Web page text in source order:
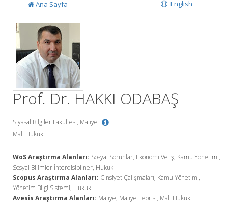
English
Ana Sayfa
Prof. Dr. HAKKI ODABAŞ
Siyasal Bilgiler Fakültesi, Maliye
Mali Hukuk
WoS Araştırma Alanları: Sosyal Sorunlar, Ekonomi Ve İş, Kamu Yönetimi,
Sosyal Bilimler İnterdisipliner, Hukuk
Scopus Araştırma Alanları: Cinsiyet Çalışmaları, Kamu Yönetimi,
Yönetim Bilgi Sistemi, Hukuk
Avesis Araştırma Alanları: Maliye, Maliye Teorisi, Mali Hukuk